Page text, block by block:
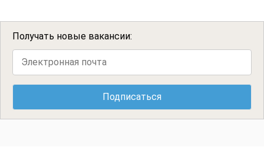
Получать новые вакансии: